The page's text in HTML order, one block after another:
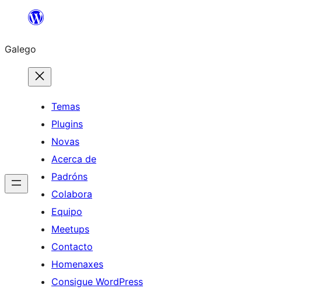
Saltar
contido
Galego
Temas
Plugins
Novas
Acerca de
Padróns
Colabora
Equipo
Meetups
Contacto
Homenaxes
Consigue WordPress